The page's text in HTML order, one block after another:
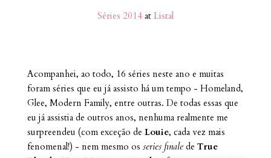
Séries 2014 at Listal
Acompanhei, ao todo, 16 séries neste ano e muitas
foram séries que eu já assisto há um tempo - Homeland,
Glee, Modern Family, entre outras. De todas essas que
eu já assistia de outros anos, nenhuma realmente me
surpreendeu (com exceção de Louie, cada vez mais
fenomenal!) - nem mesmo os series finale de True